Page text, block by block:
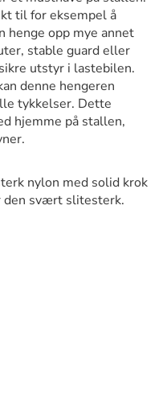
til for eksempel å
henge opp mye annet
stable guard eller
utstyr i lastebilen.
denne hengeren
tykkelser. Dette
hjemme på stallen,
nylon med solid krok
den svært slitesterk.